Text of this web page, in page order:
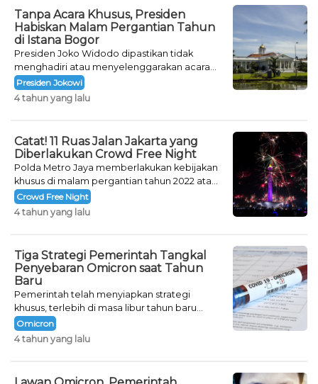
Tanpa Acara Khusus, Presiden
Habiskan Malam Pergantian Tahun
di Istana Bogor
Presiden Joko Widodo dipastikan tidak
menghadiri atau menyelenggarakan acara
khusus untuk mengisi malam pergantian
tahun.
Presiden Jokowi
4 tahun yang lalu
Catat! 11 Ruas Jalan Jakarta yang
Diberlakukan Crowd Free Night
Polda Metro Jaya memberlakukan kebijakan
khusus di malam pergantian tahun 2022 atau
Crowd Free Night selama dua hari.
Crowd Free Night
4 tahun yang lalu
Tiga Strategi Pemerintah Tangkal
Penyebaran Omicron saat Tahun
Baru
Pemerintah telah menyiapkan strategi
khusus, terlebih di masa libur tahun baru
seperti saat ini.
Omicron
4 tahun yang lalu